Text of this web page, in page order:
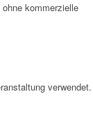
kommerzielle